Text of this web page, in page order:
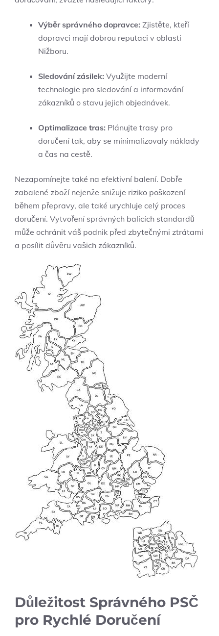
Výběr správného dopravce: Zjistěte, kteří
dopravci mají dobrou reputaci v oblasti
Nižboru.
Sledování zásilek: Využijte moderní
technologie pro sledování a informování
zákazníků o stavu jejich objednávek.
Optimalizace tras: Plánujte trasy pro
doručení tak, aby se minimalizovaly náklady
a čas na cestě.
Nezapomínejte také na efektivní balení. Dobře
zabalené zboží nejenže snižuje riziko poškození
během přepravy, ale také urychluje celý proces
doručení. Vytvoření správných balicích standardů
může ochránit váš podnik před zbytečnými ztrátami
a posílit důvěru vašich zákazníků.
Důležitost Správného PSČ
pro Rychlé Doručení